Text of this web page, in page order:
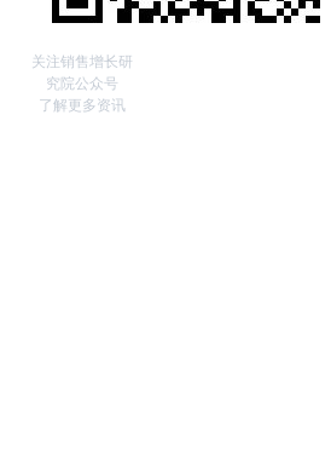
关注销售增长研
究院公众号
了解更多资讯